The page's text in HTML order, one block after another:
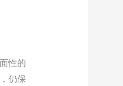
性的
仍保